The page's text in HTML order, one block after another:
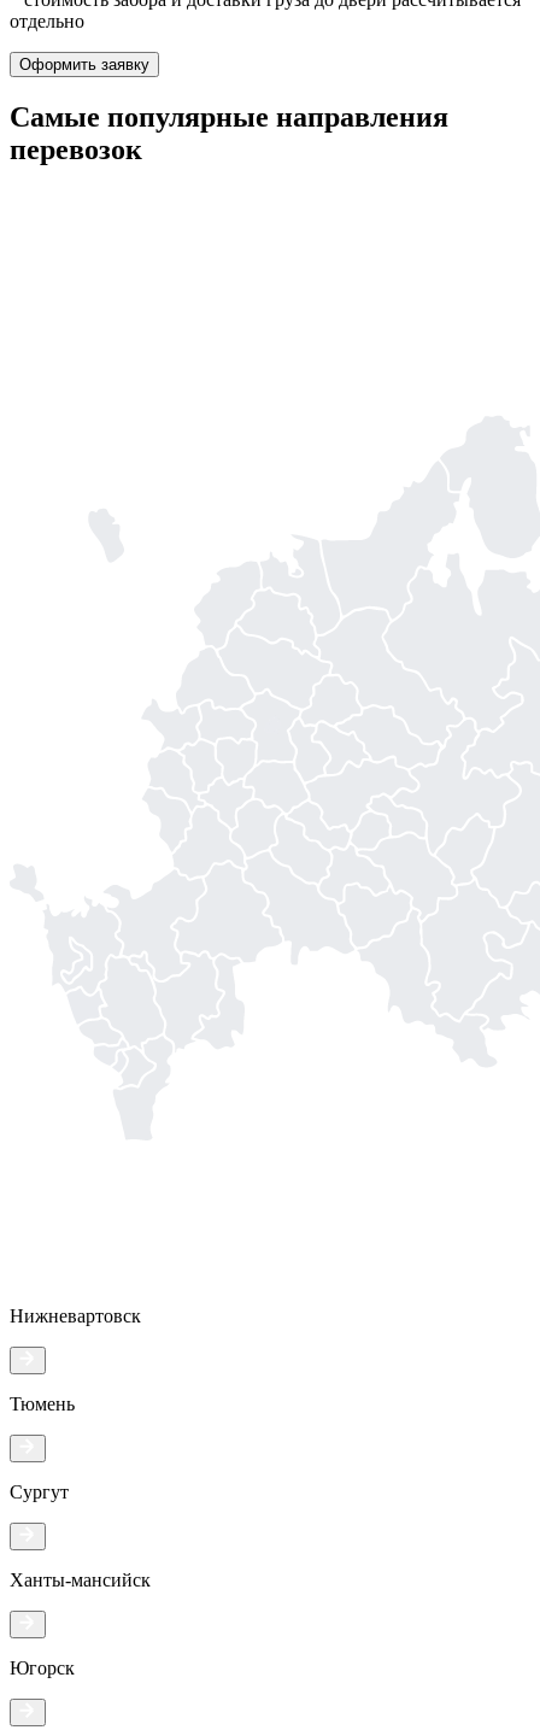
отдельно
Оформить заявку
Самые популярные направления
перевозок
Нижневартовск
Тюмень
Сургут
Ханты-мансийск
Югорск